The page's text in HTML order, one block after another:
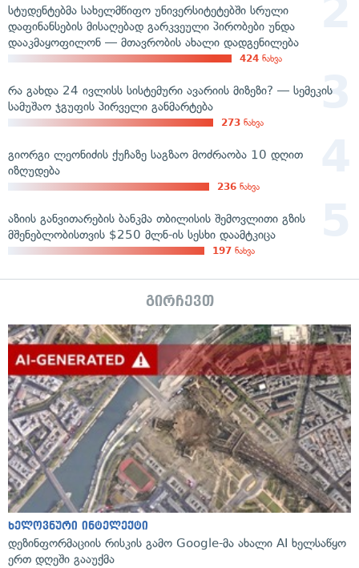
სტუდენტებმა სახელმწიფო უნივერსიტეტებში სრული
დაფინანსების მისაღებად გარკვეული პირობები უნდა
დააკმაყოფილონ — მთავრობის ახალი დადგენილება
424 ნახვა
რა გახდა 24 ივლისს სისტემური ავარიის მიზეზი? — სემეკის
სამუშაო ჯგუფის პირველი განმარტება
273 ნახვა
გიორგი ლეონიძის ქუჩაზე საგზაო მოძრაობა 10 დღით
იზღუდება
236 ნახვა
აზიის განვითარების ბანკმა თბილისის შემოვლითი გზის
მშენებლობისთვის $250 მლნ-ის სესხი დაამტკიცა
197 ნახვა
გირჩევთ
ხელოვნური ინტელექტი
დეზინფორმაციის რისკის გამო Google-მა ახალი AI ხელსაწყო
ერთ დღეში გააუქმა